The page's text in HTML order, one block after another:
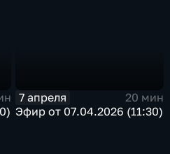
7 апреля
20 мин
Эфир от 07.04.2026 (11:30)